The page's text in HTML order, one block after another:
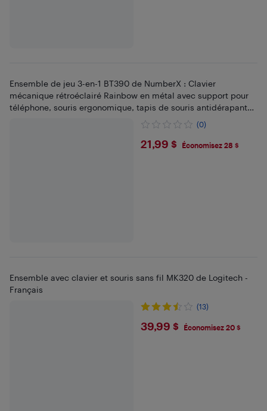
Ensemble de jeu 3-en-1 BT390 de NumberX : Clavier
mécanique rétroéclairé Rainbow en métal avec support pour
téléphone, souris ergonomique, tapis de souris antidérapant
(0)
$21.99
21,99 $ Économisez 28 $
Ensemble avec clavier et souris sans fil MK320 de Logitech -
Français
(13)
$39.99
39,99 $ Économisez 20 $